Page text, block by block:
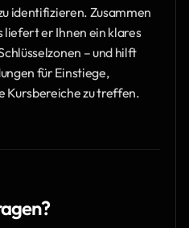
identifizieren. Zusammen
liefert er Ihnen ein klares
– und hilft
für Einstiege,
Kursbereiche zu treffen.